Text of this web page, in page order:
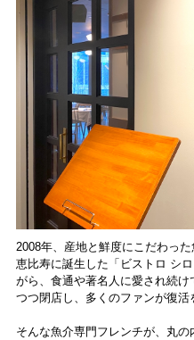
2008年、産地と鮮度にこだわっ
恵比寿に誕生した「ビストロ シ
がら、食通や著名人に愛され続
つつ閉店し、多くのファンが復活
そんな魚介専門フレンチが、丸